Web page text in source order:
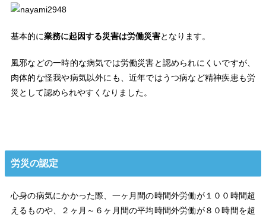
基本的に業務に起因する災害は労働災害となります。
風邪などの一時的な病気では労働災害と認められにくいですが、
肉体的な怪我や病気以外にも、近年ではうつ病など精神疾患も労
災として認められやすくなりました。
労災の認定
心身の病気にかかった際、一ヶ月間の時間外労働が１００時間超
えるものや、２ヶ月～６ヶ月間の平均時間外労働が８０時間を超